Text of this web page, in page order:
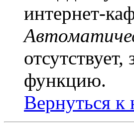
интернет-
функцию.
Вернуться к